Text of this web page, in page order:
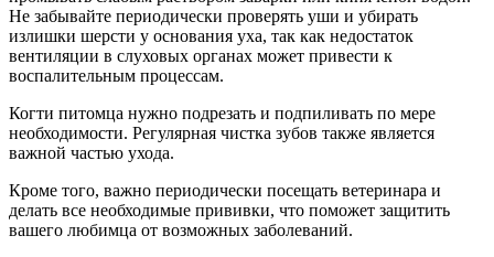
Не забывайте периодически проверять уши и убирать
излишки шерсти у основания уха, так как недостаток
вентиляции в слуховых органах может привести к
воспалительным процессам.
Когти питомца нужно подрезать и подпиливать по мере
необходимости. Регулярная чистка зубов также является
важной частью ухода.
Кроме того, важно периодически посещать ветеринара и
делать все необходимые прививки, что поможет защитить
вашего любимца от возможных заболеваний.